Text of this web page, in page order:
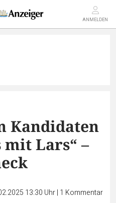
ANMELDEN
Kandidaten
mit Lars“ –
13:30 Uhr| 1 Kommentar